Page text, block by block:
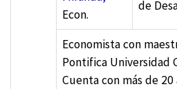
Econ.
de
Economista con
Pontifica Universidad
Cuenta con más de